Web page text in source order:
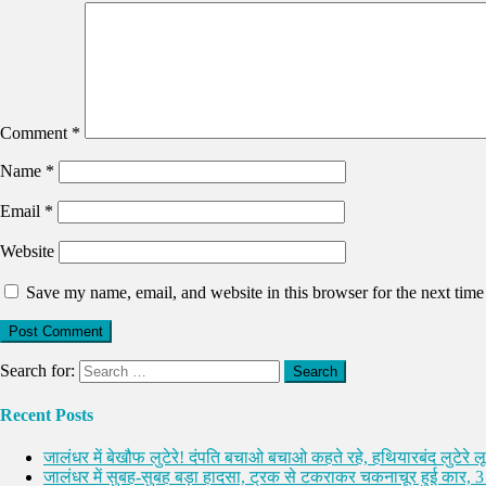
Comment *
Name *
Email *
Website
Save my name, email, and website in this browser for the next
Search for:
Recent Posts
जालंधर में बेखौफ लुटेरे! दंपति बचाओ बचाओ कहते रहे, हथियारबंद लुटेरे
जालंधर में सुबह-सुबह बड़ा हादसा, ट्रक से टकराकर चकनाचूर हुई कार, 3